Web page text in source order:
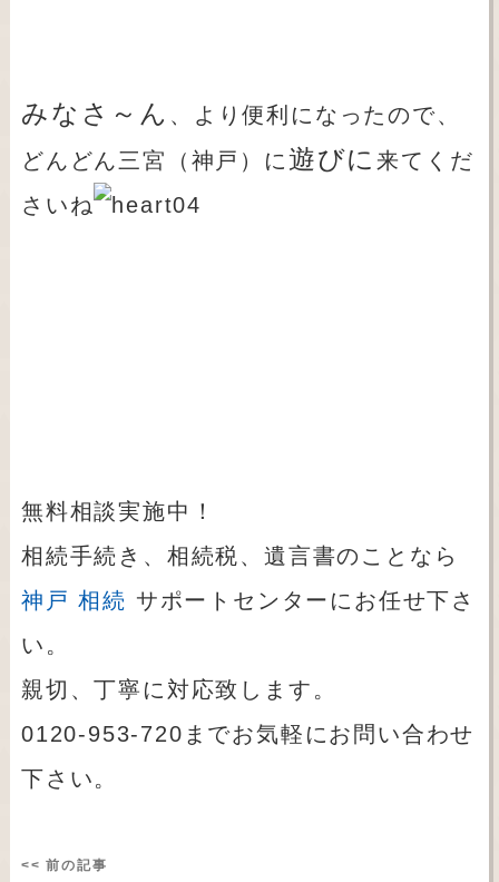
みなさ～ん 、より便利になったので、
どんどん三宮（神戸）に遊びに 来てくだ
さいね
無料相談実施中！
相続手続き、相続税、遺言書のことなら
神戸 相続 サポートセンターにお任せ下さ
い。
親切、丁寧に対応致します。
0120-953-720までお気軽にお問い合わせ
下さい。
<< 前の記事